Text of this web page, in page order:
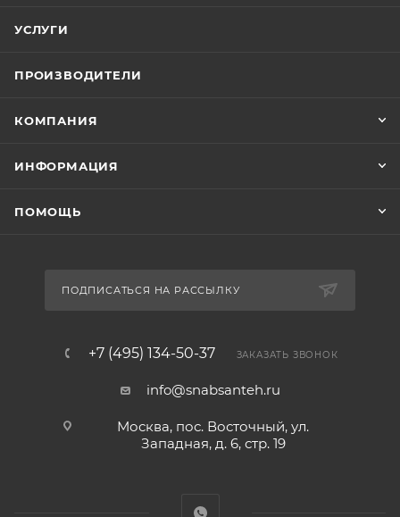
УСЛУГИ
ПРОИЗВОДИТЕЛИ
КОМПАНИЯ
ИНФОРМАЦИЯ
ПОМОЩЬ
ПОДПИСАТЬСЯ НА РАССЫЛКУ
+7 (495) 134-50-37 ЗАКАЗАТЬ ЗВОНОК
info@snabsanteh.ru
Москва, пос. Восточный, ул.
Западная, д. 6, стр. 19